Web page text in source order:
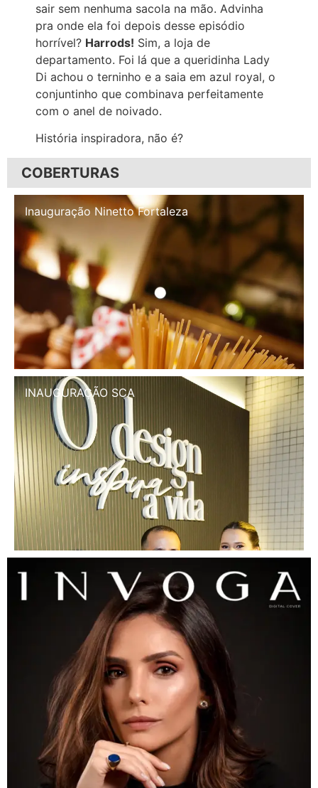
sair sem nenhuma sacola na mão. Advinha
pra onde ela foi depois desse episódio
horrível? Harrods! Sim, a loja de
departamento. Foi lá que a queridinha Lady
Di achou o terninho e a saia em azul royal, o
conjuntinho que combinava perfeitamente
com o anel de noivado.
História inspiradora, não é?
COBERTURAS
Inauguração Illa Café
INAUGURAÇÃO SCA